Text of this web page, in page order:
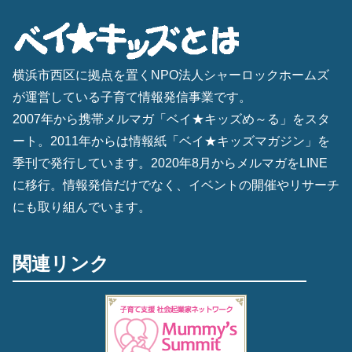
横浜市西区に拠点を置くNPO法人シャーロックホームズ
が運営している子育て情報発信事業です。
2007年から携帯メルマガ「ベイ★キッズめ～る」をスタ
ート。2011年からは情報紙「ベイ★キッズマガジン」を
季刊で発行しています。2020年8月からメルマガをLINE
に移行。情報発信だけでなく、イベントの開催やリサーチ
にも取り組んでいます。
関連リンク